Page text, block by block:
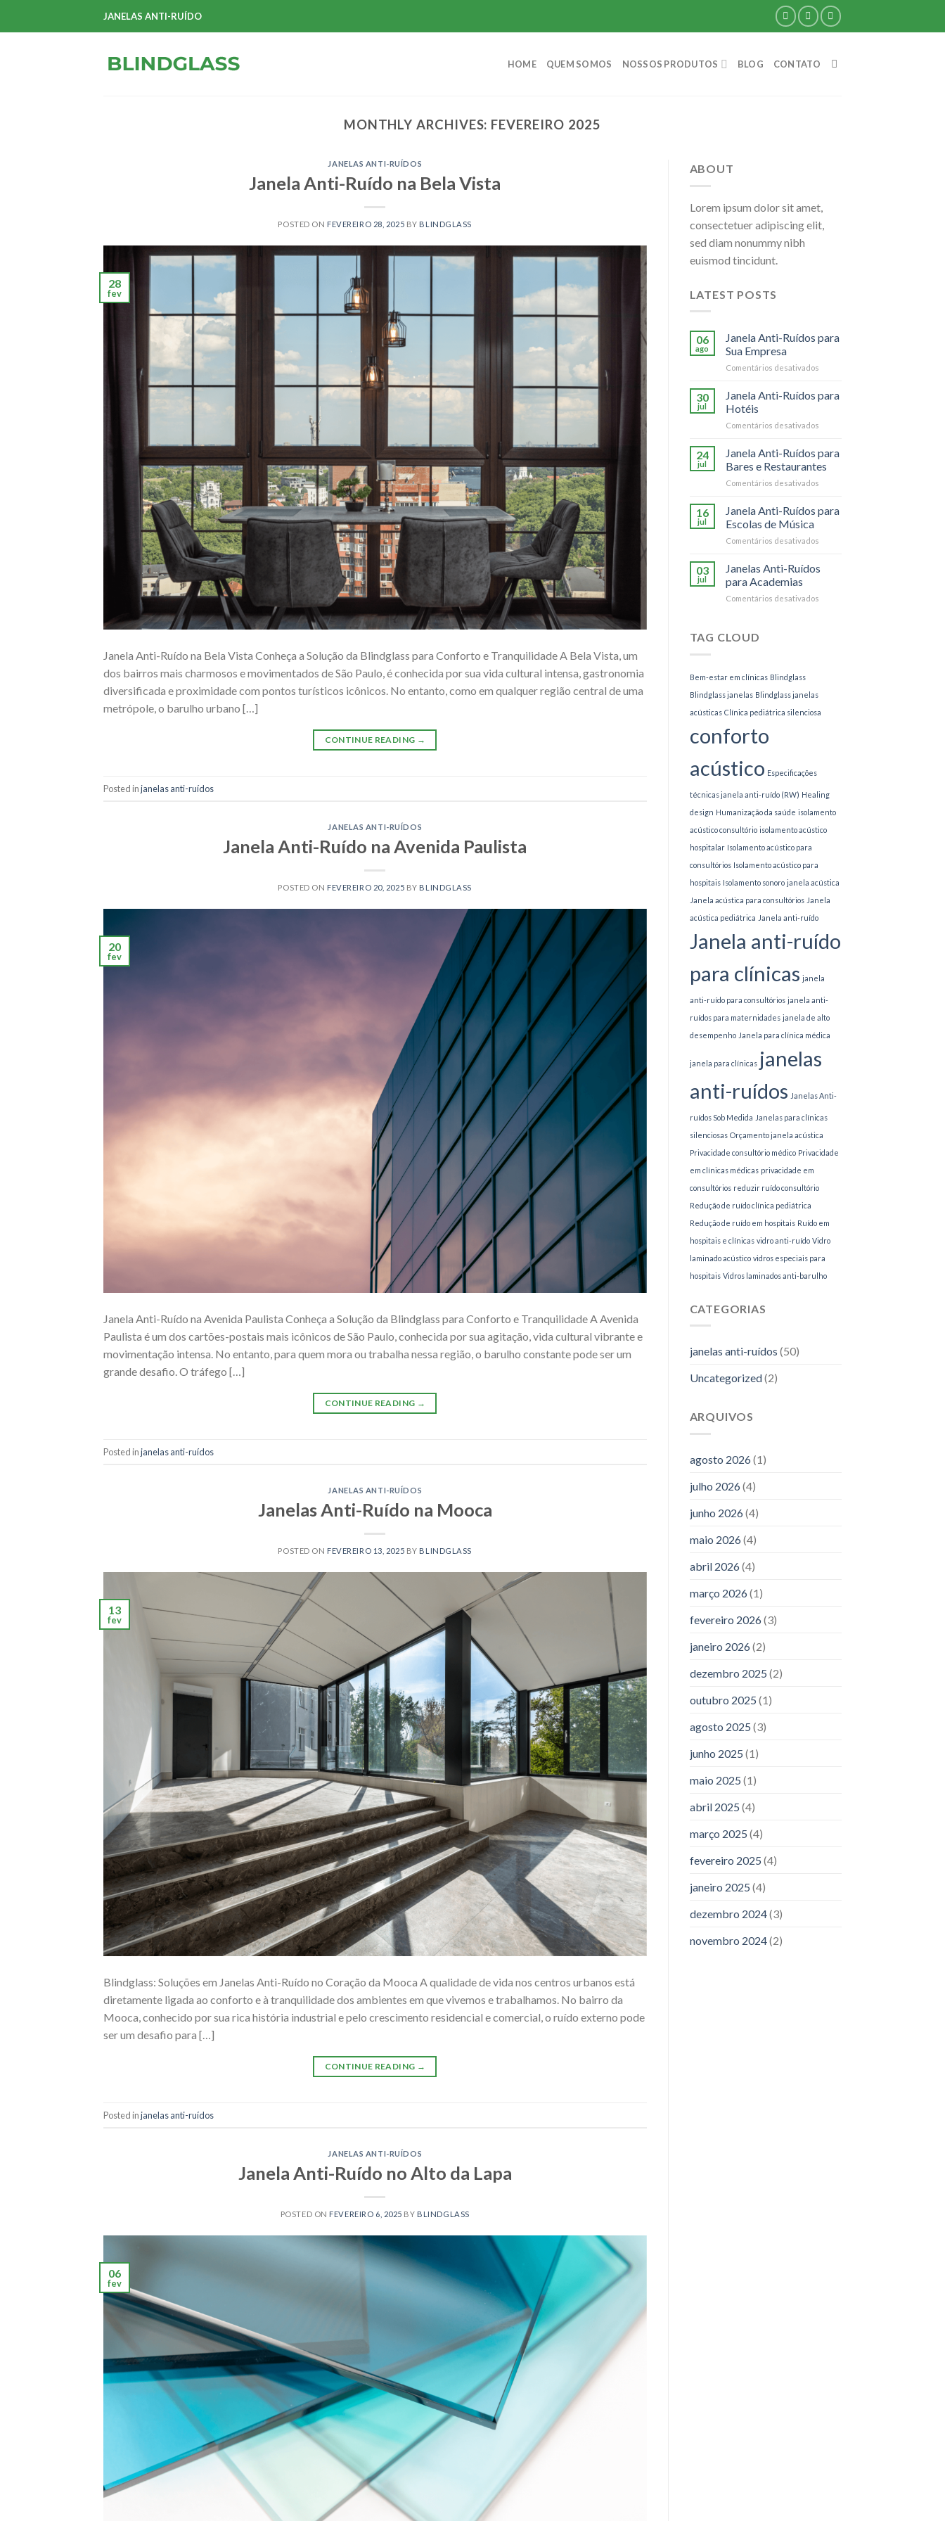
JANELAS ANTI-RUÍDO
HOME QUEM SOMOS NOSSOS PRODUTOS BLOG CONTATO
MONTHLY ARCHIVES: FEVEREIRO 2025
JANELAS ANTI-RUÍDOS
Janela Anti-Ruído na Bela Vista
POSTED ON FEVEREIRO 28, 2025 BY BLINDGLASS
28
fev
Janela Anti-Ruído na Bela Vista Conheça a Solução da Blindglass para Conforto e Tranquilidade A Bela Vista, um
dos bairros mais charmosos e movimentados de São Paulo, é conhecida por sua vida cultural intensa, gastronomia
diversificada e proximidade com pontos turísticos icônicos. No entanto, como em qualquer região central de uma
metrópole, o barulho urbano […]
CONTINUE READING →
Posted injanelas anti-ruídos
JANELAS ANTI-RUÍDOS
Janela Anti-Ruído na Avenida Paulista
POSTED ON FEVEREIRO 20, 2025 BY BLINDGLASS
20
fev
Janela Anti-Ruído na Avenida Paulista Conheça a Solução da Blindglass para Conforto e Tranquilidade A Avenida
Paulista é um dos cartões-postais mais icônicos de São Paulo, conhecida por sua agitação, vida cultural vibrante e
movimentação intensa. No entanto, para quem mora ou trabalha nessa região, o barulho constante pode ser um
grande desafio. O tráfego […]
CONTINUE READING →
Posted injanelas anti-ruídos
JANELAS ANTI-RUÍDOS
Janelas Anti-Ruído na Mooca
POSTED ON FEVEREIRO 13, 2025 BY BLINDGLASS
13
fev
Blindglass: Soluções em Janelas Anti-Ruído no Coração da Mooca A qualidade de vida nos centros urbanos está
diretamente ligada ao conforto e à tranquilidade dos ambientes em que vivemos e trabalhamos. No bairro da
Mooca, conhecido por sua rica história industrial e pelo crescimento residencial e comercial, o ruído externo pode
ser um desafio para […]
CONTINUE READING →
Posted injanelas anti-ruídos
JANELAS ANTI-RUÍDOS
Janela Anti-Ruído no Alto da Lapa
POSTED ON FEVEREIRO 6, 2025 BY BLINDGLASS
06
fev
ABOUT
Lorem ipsum dolor sit amet,
consectetuer adipiscing elit,
sed diam nonummy nibh
euismod tincidunt.
LATEST POSTS
06
ago
Janela Anti-Ruídos para
Sua Empresa
Comentários desativadosem
Ruídos
Sua
30
jul
Janela Anti-Ruídos para
Hotéis
Comentários desativadosem
Ruídos
para
Hotéis
24
jul
Janela Anti-Ruídos para
Bares e Restaurantes
Comentários desativadosem
Ruídos
Bares
Restaurantes
16
jul
Janela Anti-Ruídos para
Escolas de Música
Comentários desativadosem
Escolas
03
jul
Janelas Anti-Ruídos
para Academias
Comentários desativadosem
TAG CLOUD
Bem-estar em clínicas Blindglass
Blindglass janelas Blindglass janelas
acústicas Clínica pediátrica silenciosa
conforto
acústico Especificações
técnicas janela anti-ruído (RW) Healing
design Humanização da saúde isolamento
acústico consultório isolamento acústico
hospitalar Isolamento acústico para
consultórios Isolamento acústico para
hospitais Isolamento sonoro janela acústica
Janela acústica para consultórios Janela
acústica pediátrica Janela anti-ruído
Janela anti-ruído
para clínicas janela
anti-ruído para consultórios janela anti-
ruídos para maternidades janela de alto
desempenho Janela para clínica médica
janela para clínicas janelas
anti-ruídos Janelas Anti-
ruídos Sob Medida Janelas para clínicas
silenciosas Orçamento janela acústica
Privacidade consultório médico Privacidade
em clínicas médicas privacidade em
consultórios reduzir ruído consultório
Redução de ruído clínica pediátrica
Redução de ruído em hospitais Ruído em
hospitais e clínicas vidro anti-ruído Vidro
laminado acústico vidros especiais para
hospitais Vidros laminados anti-barulho
CATEGORIAS
janelas anti-ruídos (50)
Uncategorized(2)
ARQUIVOS
agosto 2026(1)
julho 2026(4)
junho 2026(4)
maio 2026(4)
abril 2026(4)
março 2026(1)
fevereiro 2026(3)
janeiro 2026(2)
dezembro 2025 (2)
outubro 2025 (1)
agosto 2025 (3)
junho 2025 (1)
maio 2025 (1)
abril 2025 (4)
março 2025 (4)
fevereiro 2025 (4)
janeiro 2025 (4)
dezembro 2024(3)
novembro 2024(2)